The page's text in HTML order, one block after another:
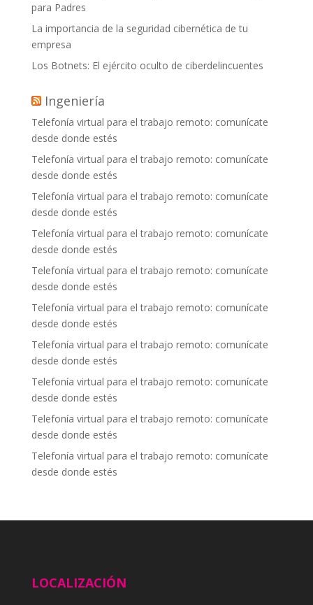
para Padres
La importancia de la seguridad cibernética de tu
empresa
Los Botnets: El ejército oculto de ciberdelincuentes
Ingeniería
Telefonía virtual para el trabajo remoto: comunícate
desde donde estés
Telefonía virtual para el trabajo remoto: comunícate
desde donde estés
Telefonía virtual para el trabajo remoto: comunícate
desde donde estés
Telefonía virtual para el trabajo remoto: comunícate
desde donde estés
Telefonía virtual para el trabajo remoto: comunícate
desde donde estés
Telefonía virtual para el trabajo remoto: comunícate
desde donde estés
Telefonía virtual para el trabajo remoto: comunícate
desde donde estés
Telefonía virtual para el trabajo remoto: comunícate
desde donde estés
Telefonía virtual para el trabajo remoto: comunícate
desde donde estés
Telefonía virtual para el trabajo remoto: comunícate
desde donde estés
LOCALIZACIÓN